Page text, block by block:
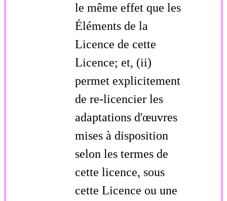
le même effet que les
Éléments de la
Licence de cette
Licence; et, (ii)
permet explicitement
de re-licencier les
adaptations d'œuvres
mises à disposition
selon les termes de
cette licence, sous
cette Licence ou une